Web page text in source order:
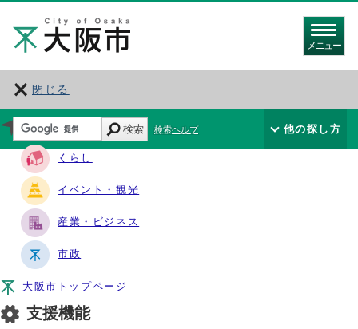
メニュー
閉じる
サイト・ナビ
くらし
イベント・観光
産業・ビジネス
市政
大阪市トップページ
支援機能
検索 検索ヘルプ 他の探し方